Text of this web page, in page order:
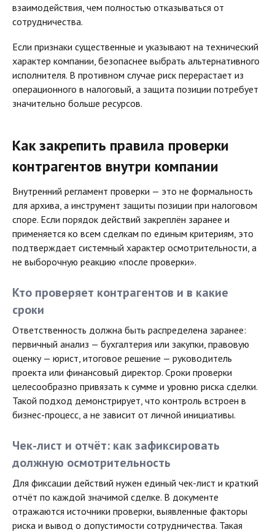
взаимодействия, чем полностью отказываться от
сотрудничества.
Если признаки существенные и указывают на технический
характер компании, безопаснее выбрать альтернативного
исполнителя. В противном случае риск перерастает из
операционного в налоговый, а защита позиции потребует
значительно больше ресурсов.
Как закрепить правила проверки
контрагентов внутри компании
Внутренний регламент проверки — это не формальность
для архива, а инструмент защиты позиции при налоговом
споре. Если порядок действий закреплён заранее и
применяется ко всем сделкам по единым критериям, это
подтверждает системный характер осмотрительности, а
не выборочную реакцию «после проверки».
Кто проверяет контрагентов и в какие
сроки
Ответственность должна быть распределена заранее:
первичный анализ — бухгалтерия или закупки, правовую
оценку — юрист, итоговое решение — руководитель
проекта или финансовый директор. Сроки проверки
целесообразно привязать к сумме и уровню риска сделки.
Такой подход демонстрирует, что контроль встроен в
бизнес-процесс, а не зависит от личной инициативы.
Чек-лист и отчёт: как зафиксировать
должную осмотрительность
Для фиксации действий нужен единый чек-лист и краткий
отчёт по каждой значимой сделке. В документе
отражаются источники проверки, выявленные факторы
риска и вывод о допустимости сотрудничества. Такая